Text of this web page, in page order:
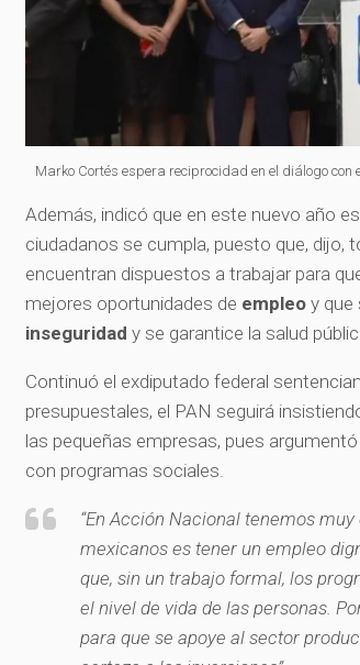
Marko Cortés espera reciprocidad en el diálogo con
Además, indicó que en este nuevo año
ciudadanos se cumpla, puesto que, dijo,
encuentran dispuestos a trabajar para
mejores oportunidades de empleo y que
inseguridad y se garantice la salud
Continuó el exdiputado federal
presupuestales, el PAN seguirá
las pequeñas empresas, pues
con programas sociales.
“En Acción Nacional tenemos
mexicanos es tener un empleo
que, sin un trabajo formal, los
el nivel de vida de las personas.
para que se apoye al sector